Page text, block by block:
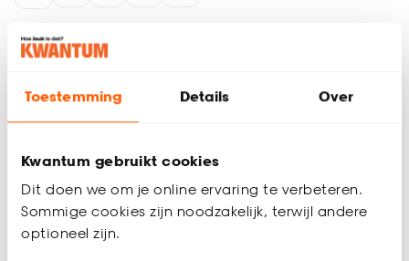
Toestemming Details Over
Kwantum gebruikt cookies
Dit doen we om je online ervaring te verbeteren.
Sommige cookies zijn noodzakelijk, terwijl andere
optioneel zijn.
Productomschrijving
Perfect als vaas met (kunst)bloemen of los als decoratie
dat perfect past in een modern interieur. Deze aardewerk
(stoneware) vaas in beige heeft een elegante langwerpige
vorm die zorgt voor een verfijnde uitstraling. Ideaal als vaas
met (kunst)bloemen, maar ook zonder bloemen een prachtig
decoratief item. Voeg de mooie vazen uit onze collectie toe
Productspecificaties